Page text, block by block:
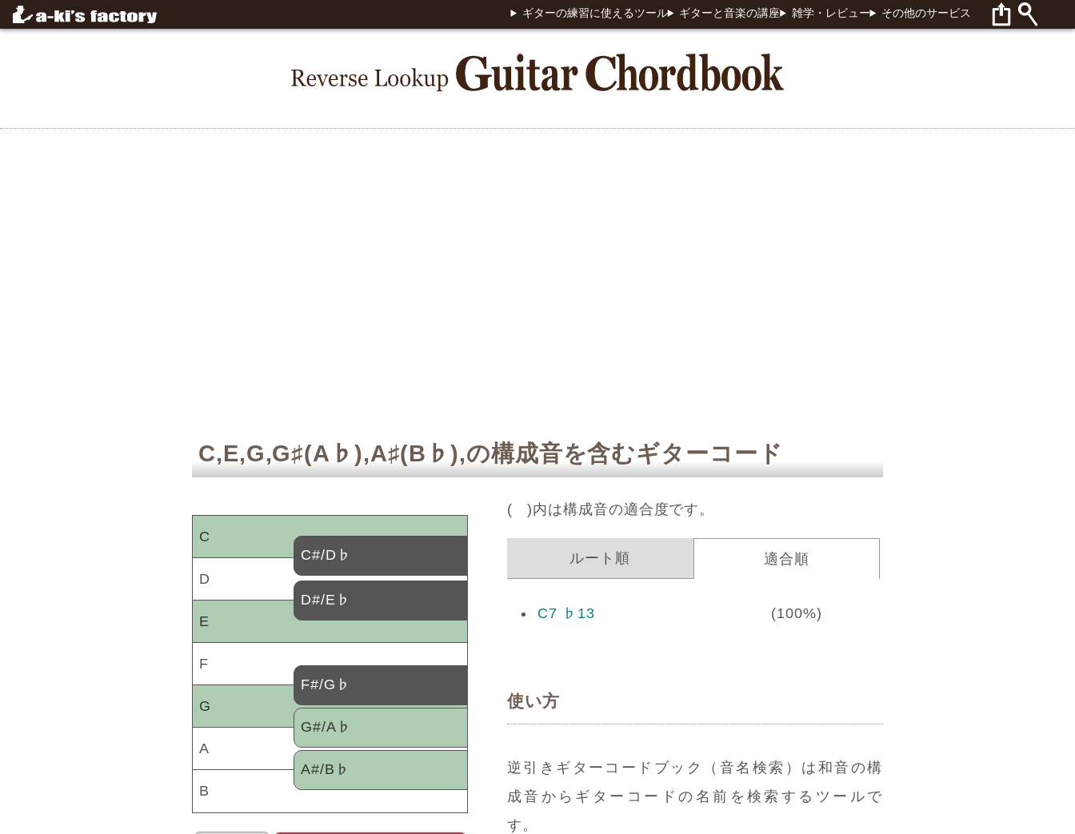
ギターの練習に使えるツール ギターと音楽の講座 雑学・レビュー その他のサービス
C,E,G,G♯(A♭),A♯(B♭),の構成音を含むギターコード
( )内は構成音の適合度です。
ルート順 適合順
C7 ♭13 (100%)
C
C#/D♭
D
D#/E♭
E
F
F#/G♭
G
G#/A♭
A
A#/B♭
B
使い方
逆引きギターコードブック（音名検索）は和音の構
成音からギターコードの名前を検索するツールで
す。